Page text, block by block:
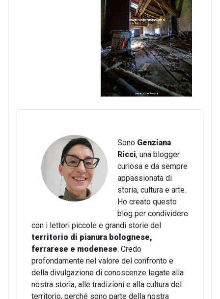
Sono Genziana
Ricci, una blogger
curiosa e da sempre
appassionata di
storia, cultura e arte.
Ho creato questo
blog per condividere
con i lettori piccole e grandi storie del
territorio di pianura bolognese,
ferrarese e modenese. Credo
profondamente nel valore del confronto e
della divulgazione di conoscenze legate alla
nostra storia, alle tradizioni e alla cultura del
territorio, perché sono parte della nostra